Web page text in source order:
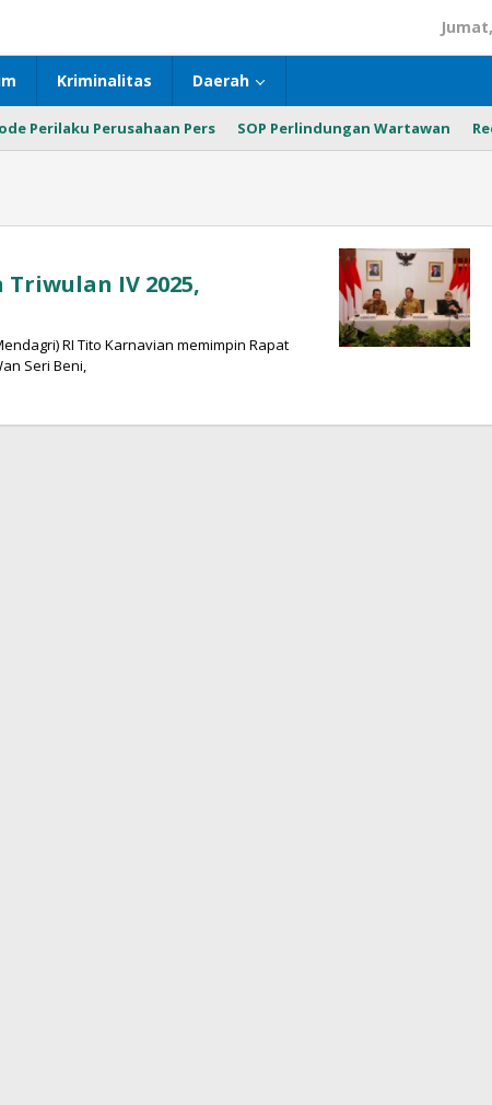
Kriminalitas Daerah
Perilaku Perusahaan Pers SOP Perlindungan Wartawan
Triwulan IV 2025,
RI Tito Karnavian memimpin Rapat
Seri Beni,